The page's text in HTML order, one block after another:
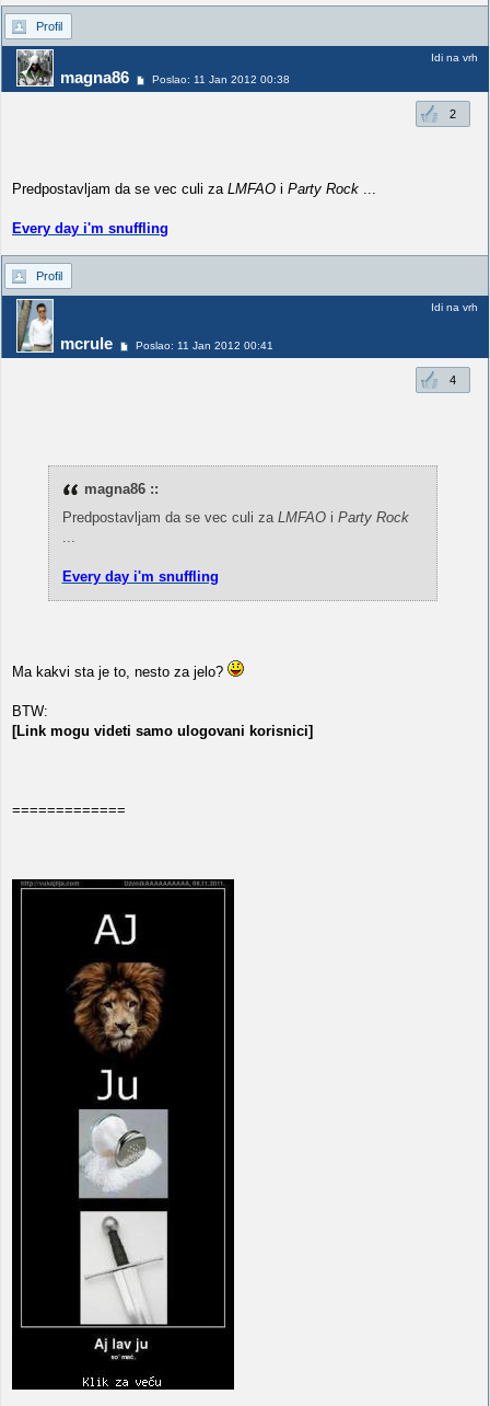
Profil
magna86 Poslao: 11 Jan 2012 00:38
Idi na vrh
2
Predpostavljam da se vec culi zaLMFAO i Party Rock ...
Every day i'm snuffling
Profil
mcrule Poslao: 11 Jan 2012 00:41
Idi na vrh
4
magna86 ::
Predpostavljam da se vec culi zaLMFAOi Party Rock
...
Every day i'm snuffling
Ma kakvi sta je to, nesto za jelo?
BTW:
[Link mogu videti samo ulogovani korisnici]
=============